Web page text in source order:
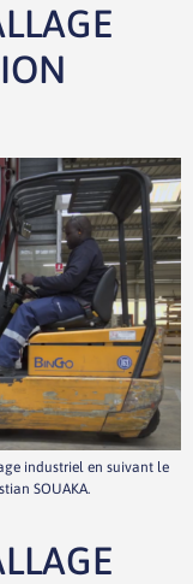
industriel en suivant le
SOUAKA.